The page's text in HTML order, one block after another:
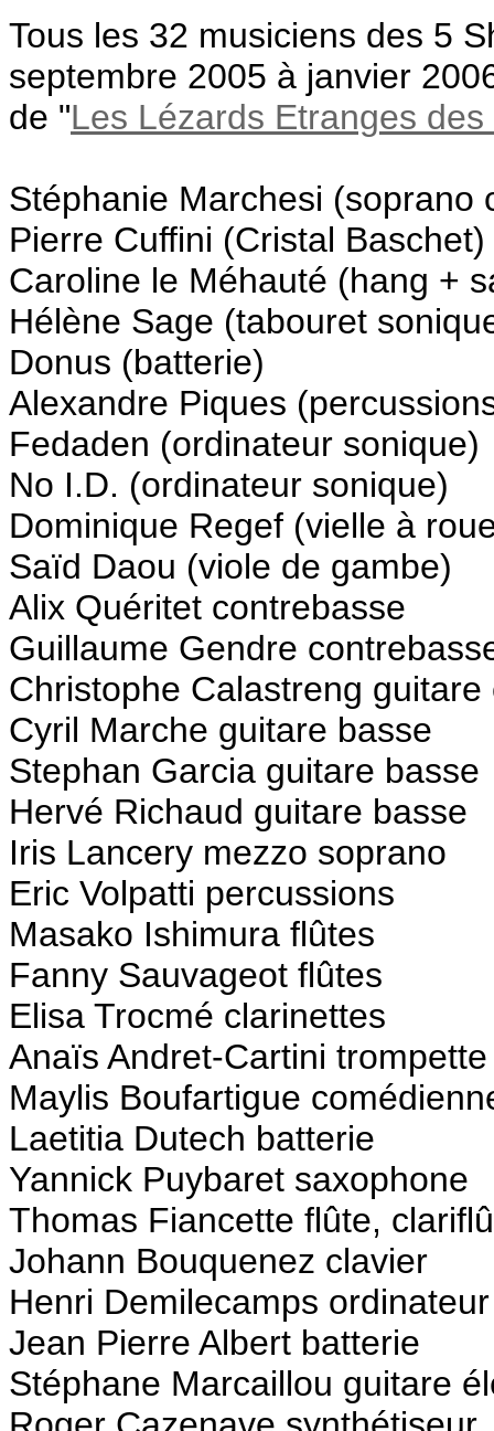
Tous les 32 musiciens des 5
septembre 2005 à janvier
de "Les Lézards Etranges
Stéphanie Marchesi (soprano
Pierre Cuffini (Cristal Baschet)
Caroline le Méhauté (hang +
Hélène Sage (tabouret
Donus (batterie)
Alexandre Piques
Fedaden (ordinateur sonique)
No I.D. (ordinateur sonique)
Dominique Regef (vielle à
Saïd Daou (viole de gambe)
Alix Quéritet contrebasse
Guillaume Gendre
Christophe Calastreng guitare
Cyril Marche guitare basse
Stephan Garcia guitare basse
Hervé Richaud guitare basse
Iris Lancery mezzo soprano
Eric Volpatti percussions
Masako Ishimura flûtes
Fanny Sauvageot flûtes
Elisa Trocmé clarinettes
Anaïs Andret-Cartini trompette
Maylis Boufartigue
Laetitia Dutech batterie
Yannick Puybaret saxophone
Thomas Fiancette flûte,
Johann Bouquenez clavier
Henri Demilecamps
Jean Pierre Albert batterie
Stéphane Marcaillou guitare